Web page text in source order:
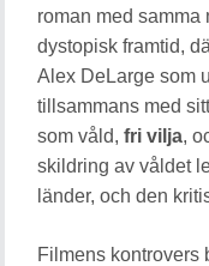
roman med samma
dystopisk framtid,
Alex DeLarge som
tillsammans med
som våld, fri vilja,
skildring av våldet
länder, och den
Filmens kontrovers